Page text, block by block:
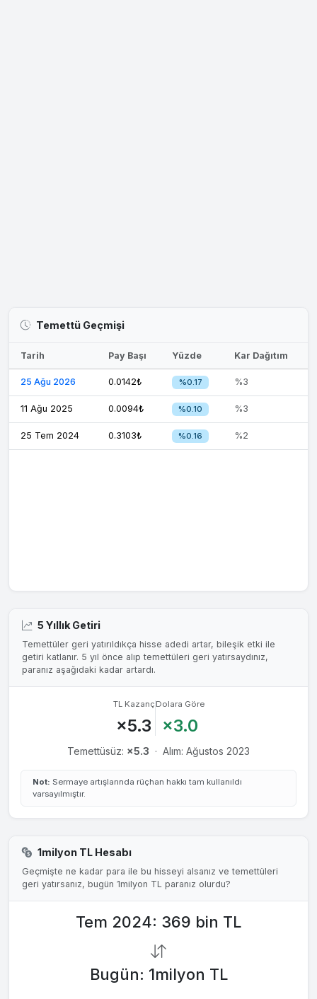
Temettü Geçmişi
Tarih Pay Başı Yüzde Kar Dağıtım
25 Ağu 2026 0.0142₺ %0.17 %3
11 Ağu 2025 0.0094₺ %0.10 %3
25 Tem 2024 0.3103₺ %0.16 %2
5 Yıllık Getiri
Temettüler geri yatırıldıkça hisse adedi artar, bileşik etki ile
getiri katlanır. 5 yıl önce alıp temettüleri geri yatırsaydınız,
paranız aşağıdaki kadar artardı.
TL Kazanç
×5.3
Dolara Göre
×3.0
Temettüsüz: ×5.3 · Alım: Ağustos 2023
Not: Sermaye artışlarında rüçhan hakkı tam kullanıldı
varsayılmıştır.
1milyon TL Hesabı
Geçmişte ne kadar para ile bu hisseyi alsanız ve temettüleri
geri yatırsanız, bugün 1milyon TL paranız olurdu?
Tem 2024: 369 bin TL
Bugün: 1milyon TL